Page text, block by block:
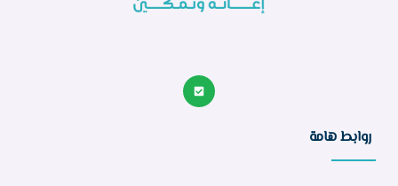
روابط هامة